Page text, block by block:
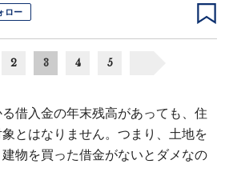
ロー
2 3 4 5
借入金の年末残高があっても、住
とはなりません。つまり、土地を
物を買った借金がないとダメなの